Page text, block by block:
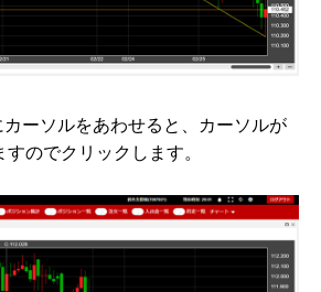
ーソルをあわせると、カーソルが
のでクリックします。